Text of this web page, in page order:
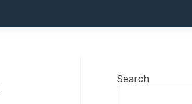
Search